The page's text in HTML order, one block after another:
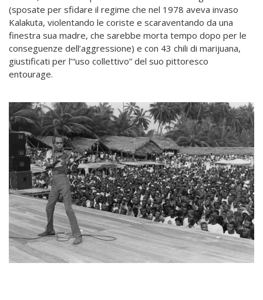
(sposate per sfidare il regime che nel 1978 aveva invaso
Kalakuta, violentando le coriste e scaraventando da una
finestra sua madre, che sarebbe morta tempo dopo per le
conseguenze dell’aggressione) e con 43 chili di marijuana,
giustificati per l’“uso collettivo” del suo pittoresco
entourage.